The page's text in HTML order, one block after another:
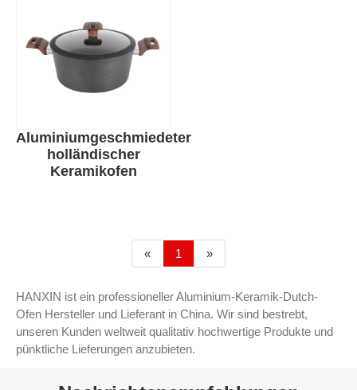
Aluminiumgeschmiedeter
holländischer
Keramikofen
« 1 »
HANXIN ist ein professioneller Aluminium-Keramik-Dutch-
Ofen Hersteller und Lieferant in China. Wir sind bestrebt,
unseren Kunden weltweit qualitativ hochwertige Produkte und
pünktliche Lieferungen anzubieten.